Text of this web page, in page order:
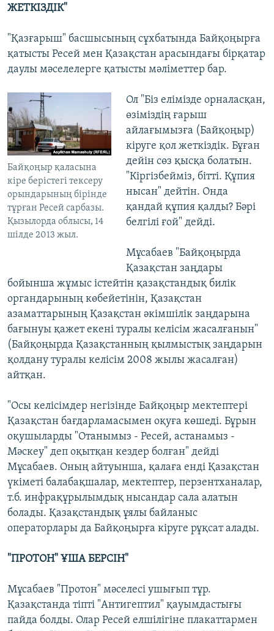
ЖЕТКІЗДІК"
"Қазғарыш" басшысының сұхбатында Байқоңырға
қатысты Ресей мен Қазақстан арасындағы бірқатар
даулы мәселелерге қатысты мәліметтер бар.
Байқоңыр қаласына
кіре берістегі тексеру
орындарының бірінде
тұрған Ресей сарбазы.
Қызылорда облысы, 14
шілде 2013 жыл.
Ол "Біз елімізде орналасқан,
өзіміздің ғарыш
айлағымызға (Байқоңыр)
кіруге қол жеткіздік. Бұған
дейін сөз қысқа болатын.
"Кіргізбейміз, бітті. Құпия
нысан" дейтін. Онда
қандай құпия қалды? Бәрі
белгілі ғой" дейді.
Мұсабаев "Байқоңырда
Қазақстан заңдары
бойынша жұмыс істейтін қазақстандық билік
органдарының көбейетінін, Қазақстан
азаматтарының Қазақстан әкімшілік заңдарына
бағынуы қажет екені туралы келісім жасалғанын"
(Байқоңырда Қазақстанның қылмыстық заңдарын
қолдану туралы келісім 2008 жылы жасалған)
айтқан.
"Осы келісімдер негізінде Байқоңыр мектептері
Қазақстан бағдарламасымен оқуға көшеді. Бұрын
оқушыларды "Отанымыз - Ресей, астанамыз -
Мәскеу" деп оқытқан кездер болған" дейді
Мұсабаев. Оның айтуынша, қалаға енді Қазақстан
үкіметі балабақшалар, мектептер, перзентханалар,
т.б. инфрақұрылымдық нысандар сала алатын
болады. Қазақстандық ұялы байланыс
операторлары да Байқоңырға кіруге рұқсат алады.
"ПРОТОН" ҰША БЕРСІН"
Мұсабаев "Протон" мәселесі ушығып тұр.
Қазақстанда тіпті "Антигептил" қауымдастығы
пайда болды. Олар Ресей елшілігіне плакаттармен